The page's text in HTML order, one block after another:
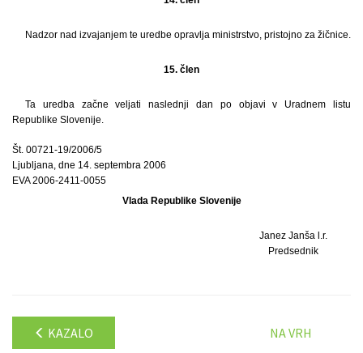
Nadzor nad izvajanjem te uredbe opravlja ministrstvo, pristojno za žičnice.
15. člen
Ta uredba začne veljati naslednji dan po objavi v Uradnem listu
Republike Slovenije.
Št. 00721-19/2006/5
Ljubljana, dne 14. septembra 2006
EVA 2006-2411-0055
Vlada Republike Slovenije
Janez Janša l.r.
Predsednik
KAZALO NA VRH